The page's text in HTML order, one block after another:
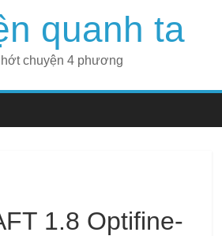
quanh ta
chuyện 4 phương
1.8 Optifine-